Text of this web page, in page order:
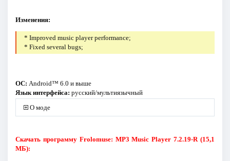
Изменения:
* Improved music player performance;
* Fixed several bugs;
ОС: Android™ 6.0 и выше
Язык интерфейса: русский/мультиязычный
О моде
Скачать программу Frolomuse: MP3 Music Player 7.2.19-R (15,1
МБ):